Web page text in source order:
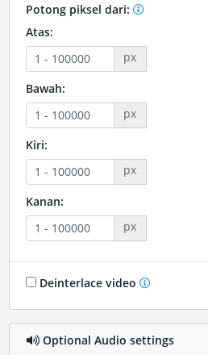
Potong piksel dari:
Atas:
px
Bawah:
px
Kiri:
px
Kanan:
px
Deinterlace video
Optional Audio settings